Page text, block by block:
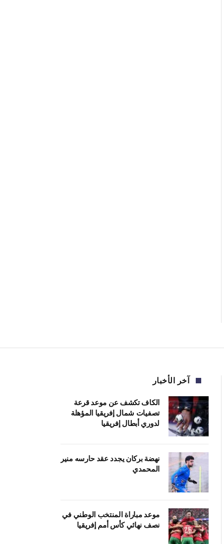
آخر الأخبار
الكاف تكشف عن موعد قرعة
تصفيات شمال إفريقيا المؤهلة
لدوري أبطال إفريقيا
نهضة بركان يجدد عقد حارسه منير
المحمدي
موعد مباراة المنتخب الوطني في
نصف نهائي كأس أمم إفريقيا